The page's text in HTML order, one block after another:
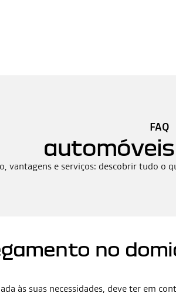
FAQ
vantagens e serviços: descobrir tudo o
no
às suas necessidades, deve ter em